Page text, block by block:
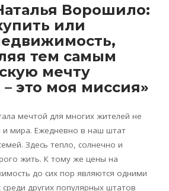
Ворошило:
или
тем самым
мечту
– это моя миссия»
мечтой для многих жителей не
и мира. Ежедневно в наш штат
Здесь тепло, солнечно и
жить. К тому же цены на
до сих пор являются одними
других популярных штатов